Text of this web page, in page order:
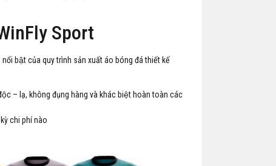
Sport
bật của quy trình sản xuất áo bóng đá thiết kế
– lạ, không đụng hàng và khác biệt hoàn toàn các
chi phí nào